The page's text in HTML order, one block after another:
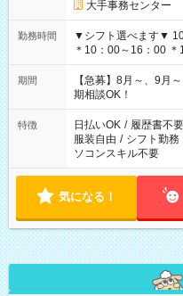
大手事務センター
勤務時間
▼シフト選べます▼ 10
＊10：00～16：00
11：00～19：00 ＊
期間
【急募】8月～、9
期相談OK！
特徴 日払いOK / 履歴書不要
服装自由 / シフト勤務
ソコンスキル不要
気になる！